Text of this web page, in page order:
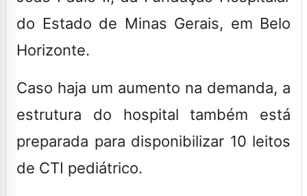
do Estado de Minas Gerais, em Belo
Horizonte.
Caso haja um aumento na demanda, a
estrutura do hospital também está
preparada para disponibilizar 10 leitos
de CTI pediátrico.